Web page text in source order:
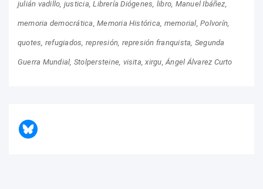
julián vadillo justicia Librería Diógenes libro Manuel Ibáñez
memoria democrática Memoria Histórica memorial Polvorín
quotes refugiados represión represión franquista Segunda
Guerra Mundial Stolpersteine visita xirgu Ángel Álvarez Curto